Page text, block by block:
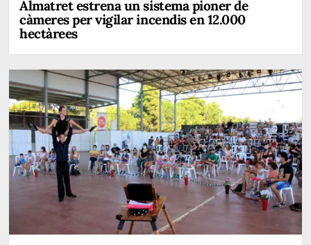
Almatret estrena un sistema pioner de
càmeres per vigilar incendis en 12.000
hectàrees